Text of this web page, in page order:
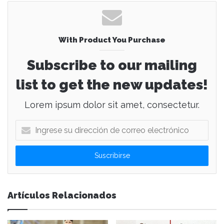
With Product You Purchase
Subscribe to our mailing
list to get the new updates!
Lorem ipsum dolor sit amet, consectetur.
g
e
s
s
u
d
Artículos Relacionados